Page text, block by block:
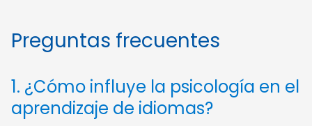
Preguntas frecuentes
1. ¿Cómo influye la psicología en el
aprendizaje de idiomas?